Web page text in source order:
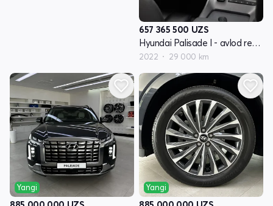
657 365 500 UZS
Hyundai Palisade I - avlod restayling
2022 29 000 km
Yangi Yangi